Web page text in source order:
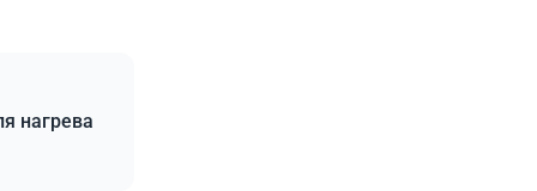
нагрева